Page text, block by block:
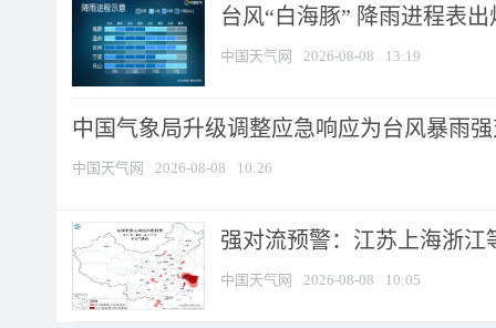
台风“白海豚” 降雨进程表
中国天气网 2026-08-08 13:19
中国气象局升级调整应急响应为台风暴雨
中国天气网 2026-08-08 10:26
强对流预警：江苏上海浙江
中国天气网 2026-08-08 10:05